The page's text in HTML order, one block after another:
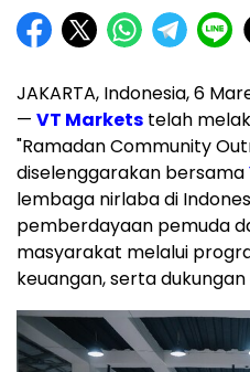
JAKARTA, Indonesia, 6
— VT Markets telah
"Ramadan Community
diselenggarakan bersama
lembaga nirlaba di
pemberdayaan pemuda
masyarakat melalui
keuangan, serta